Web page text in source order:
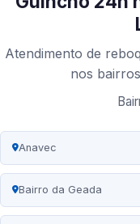
Atendimento de
nos
Anavec
Bairro da Geada